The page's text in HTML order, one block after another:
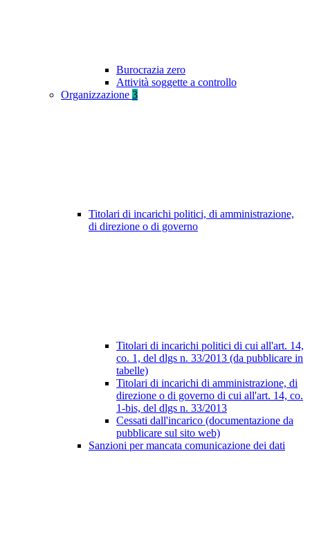
Burocrazia zero
Attività soggette a controllo
Organizzazione 3
Titolari di incarichi politici, di amministrazione,
di direzione o di governo
Titolari di incarichi politici di cui all'art. 14,
co. 1, del dlgs n. 33/2013 (da pubblicare in
tabelle)
Titolari di incarichi di amministrazione, di
direzione o di governo di cui all'art. 14, co.
1-bis, del dlgs n. 33/2013
Cessati dall'incarico (documentazione da
pubblicare sul sito web)
Sanzioni per mancata comunicazione dei dati